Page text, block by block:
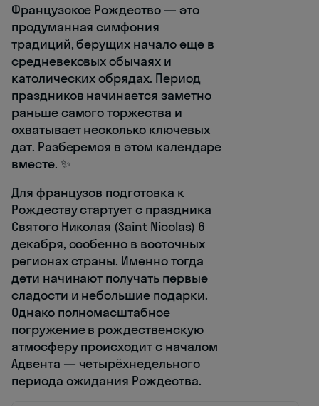
Французское Рождество — это
продуманная симфония
традиций, берущих начало еще в
средневековых обычаях и
католических обрядах. Период
праздников начинается заметно
раньше самого торжества и
охватывает несколько ключевых
дат. Разберемся в этом календаре
вместе. ✨
Для французов подготовка к
Рождеству стартует с праздника
Святого Николая (Saint Nicolas) 6
декабря, особенно в восточных
регионах страны. Именно тогда
дети начинают получать первые
сладости и небольшие подарки.
Однако полномасштабное
погружение в рождественскую
атмосферу происходит с началом
Адвента — четырёхнедельного
периода ожидания Рождества.